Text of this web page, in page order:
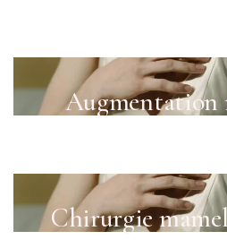
Augmentation
Chirurgie